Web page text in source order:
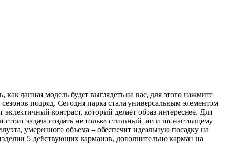
данная модель будет выглядеть на вас, для этого нажмите
подряд. Сегодня парка стала универсальным элементом
контраст, который делает образ интереснее. Для
задача создать не только стильный, но и по-настоящему
умеренного объема – обеспечит идеальную посадку на
5 действующих карманов, дополнительно карман на